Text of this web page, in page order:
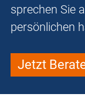
sprechen Sie
persönlichen
Jetzt